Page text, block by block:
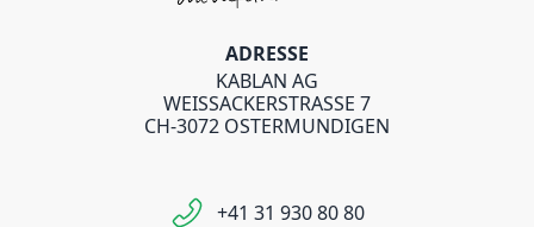
ADRESSE
KABLAN AG
WEISSACKERSTRASSE 7
CH-3072 OSTERMUNDIGEN
+41 31 930 80 80